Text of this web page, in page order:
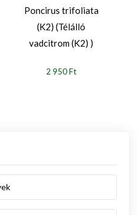
Poncirus trifoliata
(K2) (Télálló
vadcitrom (K2) )
2 950 Ft